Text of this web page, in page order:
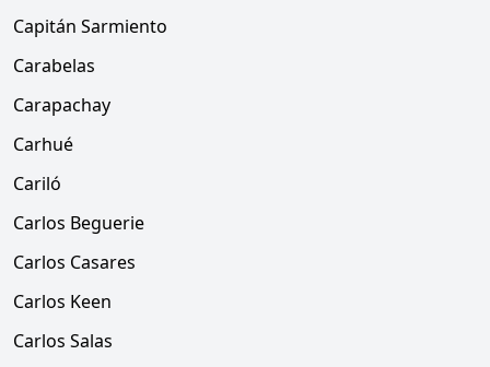
Capitán Sarmiento
Carabelas
Carapachay
Carhué
Cariló
Carlos Beguerie
Carlos Casares
Carlos Keen
Carlos Salas